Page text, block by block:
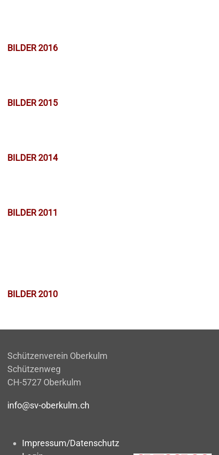
BILDER 2016
BILDER 2015
BILDER 2014
BILDER 2011
BILDER 2010
Schützenverein Oberkulm
Schützenweg
CH-5727 Oberkulm
info@sv-oberkulm.ch
Impressum/Datenschutz